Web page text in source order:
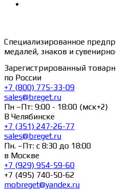
Специализированное
медалей, знаков и
Зарегистрированный
по России
+7 (800) 775-33-09
sales@breget.ru
Пн –Пт: 9:00 - 18:00 (мск+2)
В Челябинске
+7 (351) 247-26-77
sales@breget.ru
Пн. –Пт: с 8:30 до 18:00
в Москве
+7 (929) 954-59-60
+7 (495) 740-50-62
mobreget@yandex.ru